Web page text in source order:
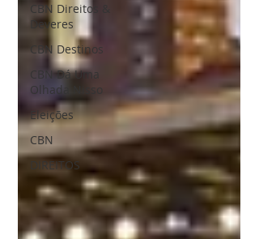
CBN Direitos &
Deveres
CBN Destinos
CBN Dá Uma
Olhada Nisso
Eleições
CBN
DIREITOS